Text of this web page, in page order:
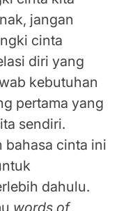
jangan
cinta
diri yang
kebutuhan
pertama yang
sendiri.
bahasa cinta ini
dahulu.